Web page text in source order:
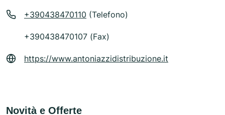
+390438470110 (Telefono)
+390438470107 (Fax)
https://www.antoniazzidistribuzione.it
Novità e Offerte